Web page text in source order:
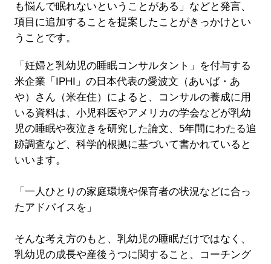
も悩んで眠れないということがある」などと発言、
項目に追加することを提案したことがきっかけとい
うことです。
「妊婦と乳幼児の睡眠コンサルタント」を付与する
米企業「IPHI」の日本代表の愛波文（あいば・あ
や）さん（米在住）によると、コンサルの養成に用
いる資料は、小児科医やアメリカの学会などが乳幼
児の睡眠や夜泣きを研究した論文、5年間にわたる追
跡調査など、科学的根拠に基づいて書かれていると
いいます。
「一人ひとりの家庭環境や保育者の状況などに合っ
たアドバイスを」
そんな考え方のもと、乳幼児の睡眠だけではなく、
乳幼児の成長や産後うつに関すること、コーチング